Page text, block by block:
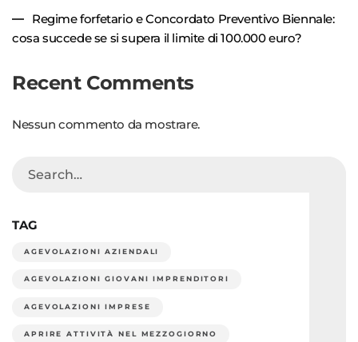
Regime forfetario e Concordato Preventivo Biennale:
cosa succede se si supera il limite di 100.000 euro?
Recent Comments
Nessun commento da mostrare.
TAG
AGEVOLAZIONI AZIENDALI
AGEVOLAZIONI GIOVANI IMPRENDITORI
AGEVOLAZIONI IMPRESE
APRIRE ATTIVITÀ NEL MEZZOGIORNO